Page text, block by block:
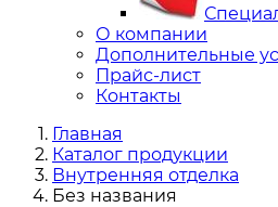
О компании
Дополнительные
Прайс-лист
Контакты
Главная
Каталог продукции
Внутренняя отделка
Без названия